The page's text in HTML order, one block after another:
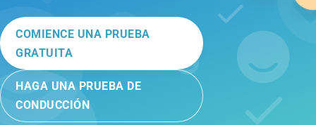
COMIENCE UNA PRUEBA
GRATUITA
HAGA UNA PRUEBA DE
CONDUCCIÓN